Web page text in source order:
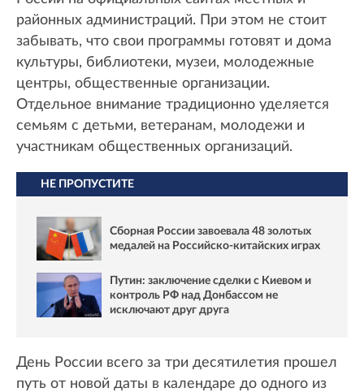
районных администраций. При этом не стоит
забывать, что свои программы готовят и дома
культуры, библиотеки, музеи, молодежные
центры, общественные организации.
Отдельное внимание традиционно уделяется
семьям с детьми, ветеранам, молодежи и
участникам общественных организаций.
НЕ ПРОПУСТИТЕ
Сборная России завоевала 48 золотых
медалей на Российско-китайских играх
Путин: заключение сделки с Киевом и
контроль РФ над Донбассом не
исключают друг друга
День России всего за три десятилетия прошел
путь от новой даты в календаре до одного из